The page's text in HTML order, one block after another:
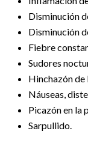
Disminución
Disminución
Fiebre
Sudores
Hinchazón de
Náuseas,
Picazón en la
Sarpullido.